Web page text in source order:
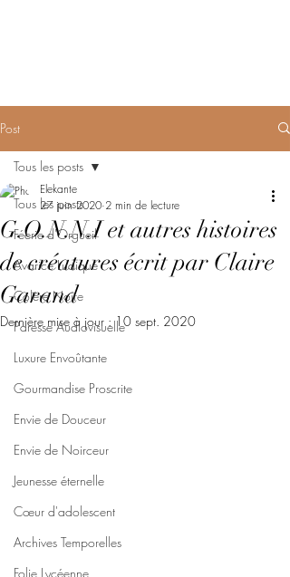
Post
Tous les posts
Féerie d'Orgueil
Avarice Ludique
Colère Noire
Paresse Audiovisuelle
Luxure Envoûtante
Gourmandise Proscrite
Envie de Douceur
Envie de Noirceur
Jeunesse éternelle
Cœur d'adolescent
Archives Temporelles
Folie Lycéenne
Tous les posts
G.O.N.N.I et autres histoires
de créatures écrit par Claire
Garand
Elekante
27 juin 2020 2 min de lecture
Dernière mise à jour :10 sept. 2020